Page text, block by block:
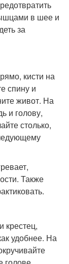
в шее и
за
кисти на
спину и
живот. На
и голову,
столько,
Также
крестец,
удобнее. На